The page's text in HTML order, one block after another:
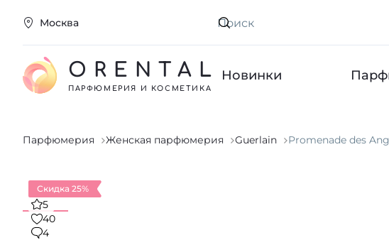
Москва Искать
ORENTAL
ПАРФЮМЕРИЯ И КОСМЕТИКА
Новинки
Парфюмерия Женская парфюмерия Guerlain Promenade des
Скидка 25%
5
40
4